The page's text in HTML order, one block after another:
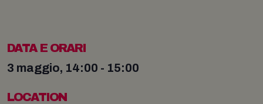
DATA E ORARI
3 maggio, 14:00 - 15:00
LOCATION